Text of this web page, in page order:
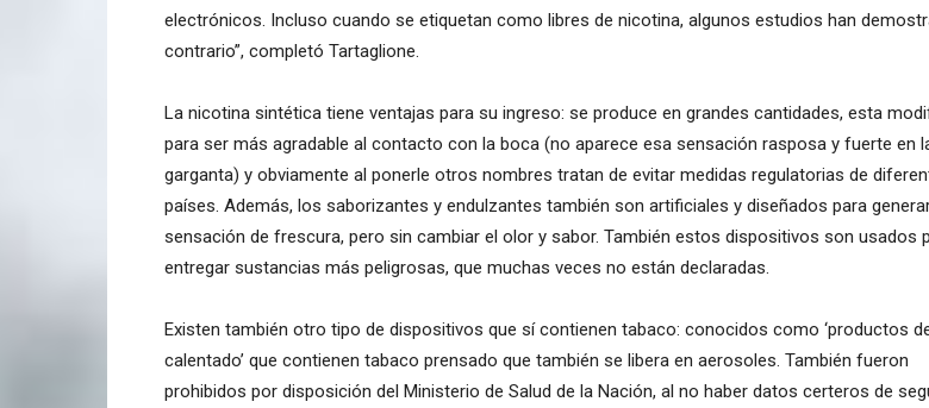
electrónicos. Incluso cuando se etiquetan como libres de nicotina, algunos estudios han
contrario”, completó Tartaglione.
La nicotina sintética tiene ventajas para su ingreso: se produce en grandes cantidades, esta
para ser más agradable al contacto con la boca (no aparece esa sensación rasposa y fuerte en
garganta) y obviamente al ponerle otros nombres tratan de evitar medidas regulatorias de
países. Además, los saborizantes y endulzantes también son artificiales y diseñados para
sensación de frescura, pero sin cambiar el olor y sabor. También estos dispositivos son usados
entregar sustancias más peligrosas, que muchas veces no están declaradas.
Existen también otro tipo de dispositivos que sí contienen tabaco: conocidos como ‘productos
calentado’ que contienen tabaco prensado que también se libera en aerosoles. También fueron
prohibidos por disposición del Ministerio de Salud de la Nación, al no haber datos certeros de